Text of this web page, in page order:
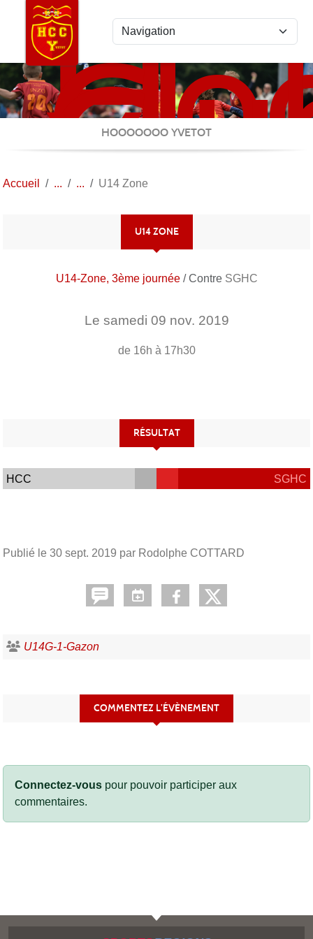
HOOOOOOO YVETOT
Accueil U14 Zone
U14 ZONE
U14-Zone, 3ème journée / Contre SGHC
Le samedi 09 nov. 2019
de 16h à 17h30
RÉSULTAT
HCC SGHC
Publié le 30 sept. 2019 par Rodolphe COTTARD
U14G-1-Gazon
COMMENTEZ L’ÉVÈNEMENT
Connectez-vous pour pouvoir participer aux
commentaires.
Panneau de gestion des cookies